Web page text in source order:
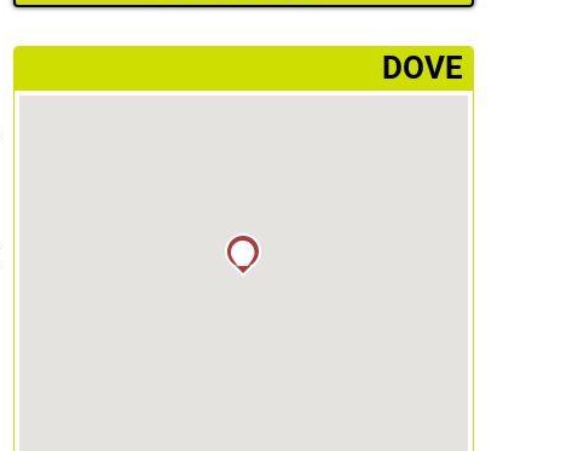
­DOVE